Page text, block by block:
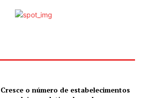
Cresce o número de estabelecimentos